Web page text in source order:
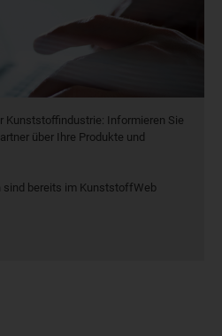
Kunststoffindustrie: Informieren Sie
über Ihre Produkte und
sind bereits im KunststoffWeb